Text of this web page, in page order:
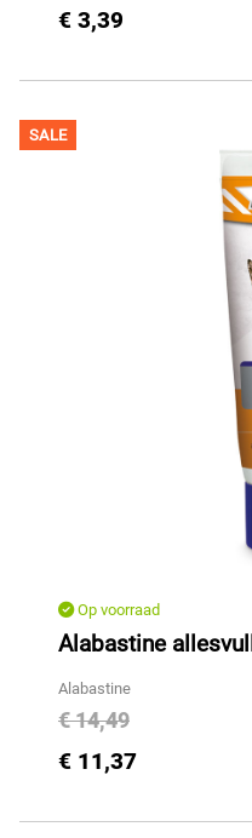
€ 3,39
SALE
Op voorraad
Alabastine
Alabastine
€ 14,49
€ 11,37